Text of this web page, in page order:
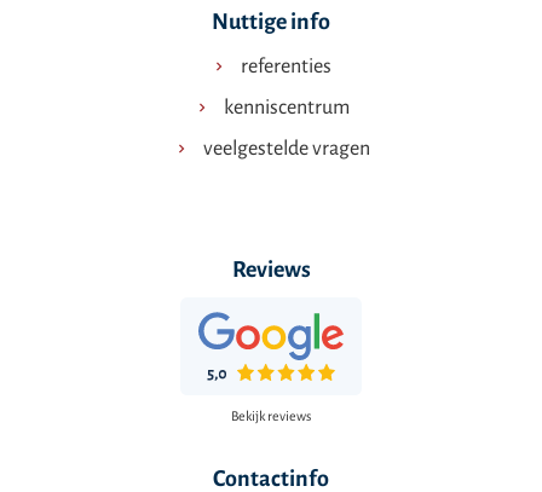
Nuttige info
referenties
kenniscentrum
veelgestelde vragen
Reviews
Bekijk reviews
Contactinfo